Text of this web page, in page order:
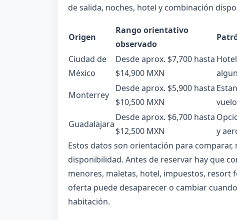
de salida, noches, hotel y combinación
Origen
Rango orientativo
observado
Ciudad de
México
Desde aprox. $7,700 hasta
$14,900 MXN
Monterrey
Desde aprox. $5,900 hasta
$10,500 MXN
Guadalajara
Desde aprox. $6,700 hasta
$12,500 MXN
y
Estos datos son orientación para
disponibilidad. Antes de reservar hay que
menores, maletas, hotel, impuestos, resort
oferta puede desaparecer o cambiar
habitación.